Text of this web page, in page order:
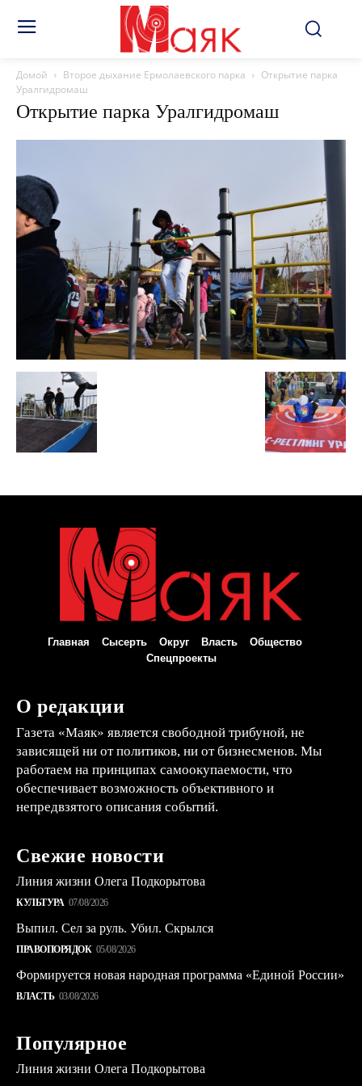
Домой Второе дыхание Ермолаевского парка
Открытие парка
Уралгидромаш
Открытие парка Уралгидромаш
Главная Сысерть Округ Власть
Общество
Спецпроекты
О редакции
Газета «Маяк» является свободной трибуной, не
зависящей ни от политиков, ни от бизнесменов. Мы
работаем на принципах самоокупаемости, что
обеспечивает возможность объективного и
непредвзятого описания событий.
Свежие новости
Линия жизни Олега Подкорытова
КУЛЬТУРА 07/08/2026
Выпил. Сел за руль. Убил. Скрылся
ПРАВОПОРЯДОК 05/08/2026
Формируется новая народная программа «Единой России»
ВЛАСТЬ 03/08/2026
Популярное
Линия жизни Олега Подкорытова